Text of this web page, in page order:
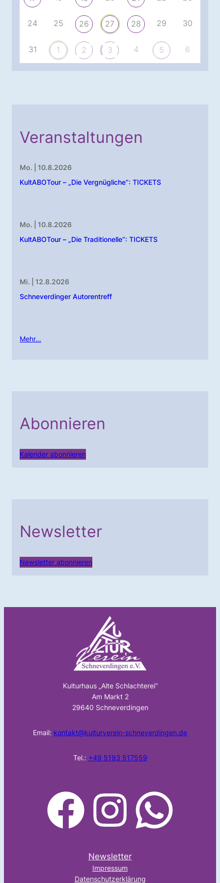
24 25 26 27 28 29 30
31 1 2 3 4 5 6
Veranstaltungen
Mo. | 10.8.2026
KultABOTour – „Die Vergnügliche“: TICKETS
Mo. | 10.8.2026
KultABOTour – „Die Traditionelle“: TICKETS
Mi. | 12.8.2026
Schneverdinger Autorentreff
Mehr…
Abonnieren
Kalender abonnieren
Newsletter
Newsletter abonnieren
Kulturhaus „Alte Schlachterei“
Am Markt 2
29640 Schneverdingen
Email: kontakt@kulturverein-schneverdingen.de
Tel.: +49 5193 517559
facebook Instagram WhatsApp
Newsletter
Impressum
Datenschutzerklärung